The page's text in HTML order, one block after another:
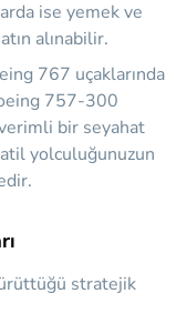
ise yemek ve
alınabilir.
767 uçaklarında
757-300
bir seyahat
yolculuğunuzun
stratejik